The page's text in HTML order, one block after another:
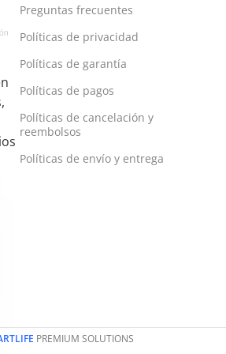
Preguntas frecuentes
Políticas de privacidad
Políticas de garantía
Políticas de pagos
Políticas de cancelación y
reembolsos
Políticas de envío y entrega
PREMIUM SOLUTIONS